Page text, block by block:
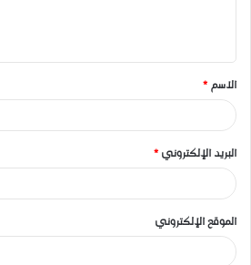
ق
*
الاسم *
البريد الإلكتروني *
الموقع الإلكتروني